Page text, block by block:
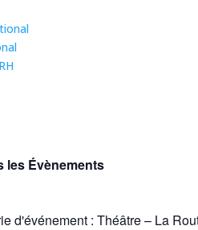
les Évènements
d'événement : Théâtre – La